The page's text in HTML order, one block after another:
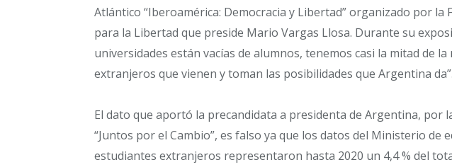
Atlántico “Iberoamérica: Democracia y Libertad” organizado por la
para la Libertad que preside Mario Vargas Llosa. Durante su
universidades están vacías de alumnos, tenemos casi la mitad de
extranjeros que vienen y toman las posibilidades que Argentina da”.
El dato que aportó la precandidata a presidenta de Argentina, por
“Juntos por el Cambio”, es falso ya que los datos del Ministerio de
estudiantes extranjeros representaron hasta 2020 un 4,4 % del